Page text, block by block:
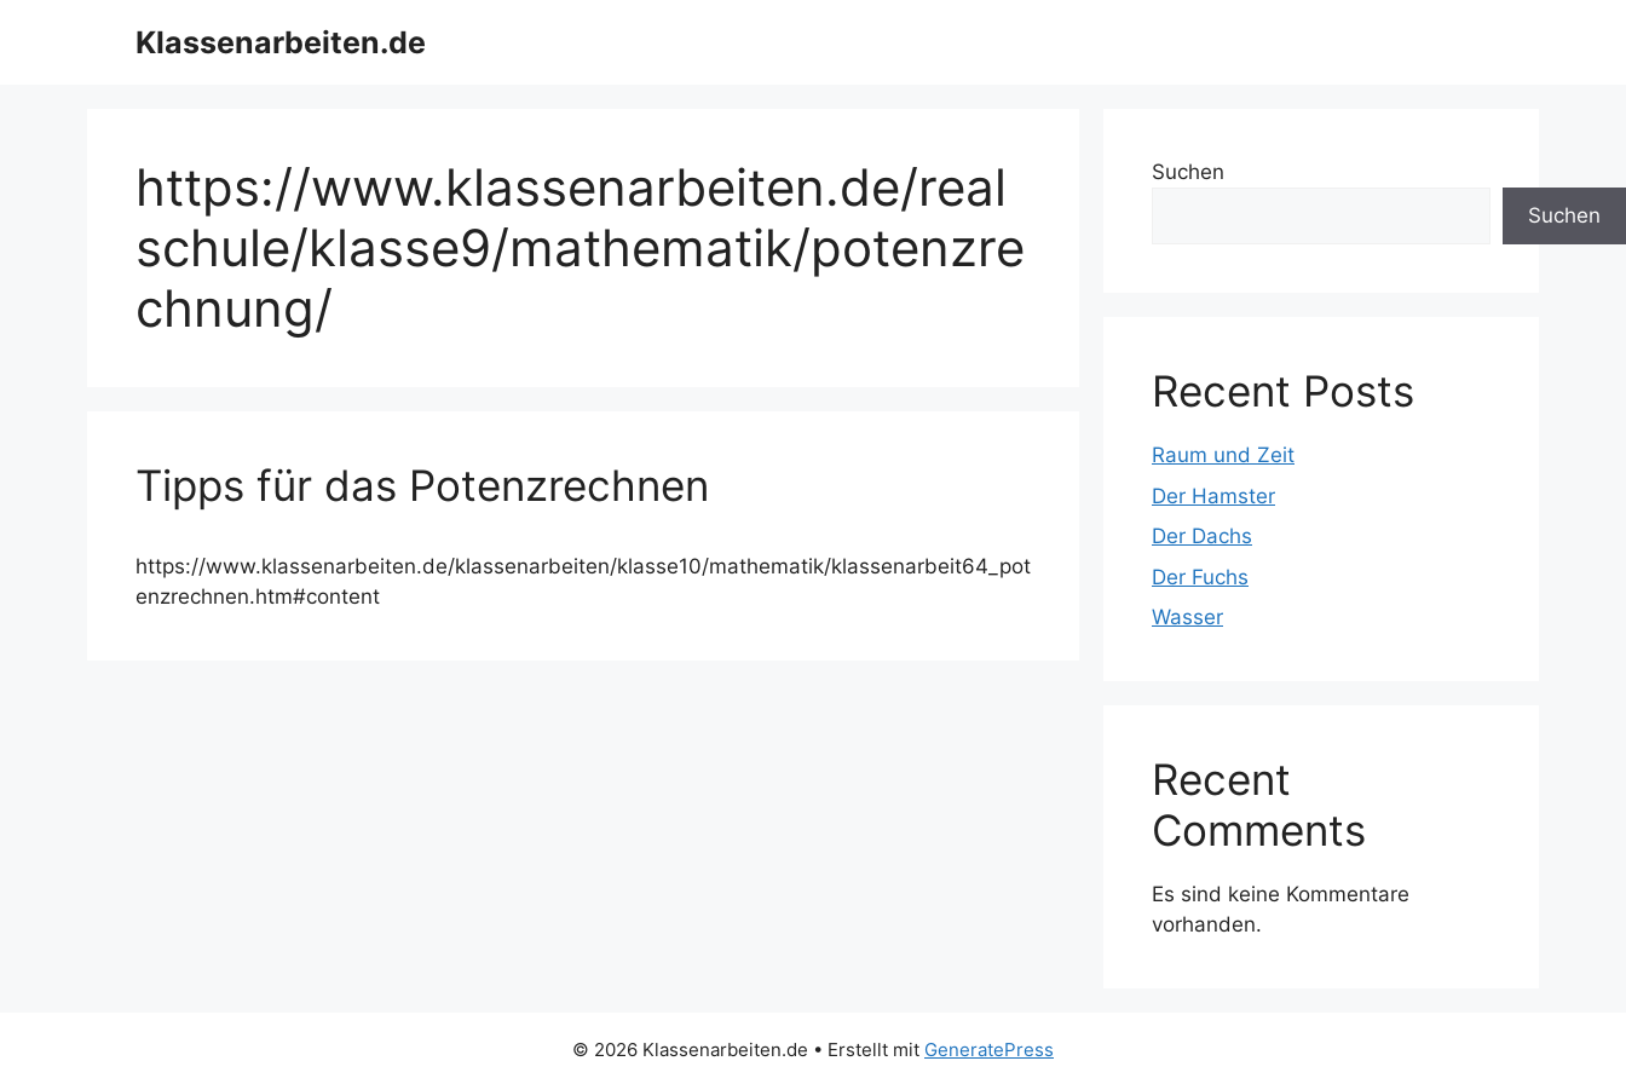
Klassenarbeiten.de
https://www.klassenarbeiten.de/real
schule/klasse9/mathematik/potenzre
chnung/
Tipps für das Potenzrechnen
https://www.klassenarbeiten.de/klassenarbeiten/klasse10/mathematik/klassenarbeit64_pot
enzrechnen.htm#content
Suchen
Suchen
Recent Posts
Raum und Zeit
Der Hamster
Der Dachs
Der Fuchs
Wasser
Recent
Comments
Es sind keine Kommentare
vorhanden.
© 2026 Klassenarbeiten.de • Erstellt mit GeneratePress